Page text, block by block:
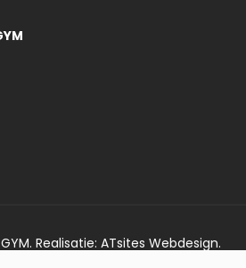
Realisatie: ATsites Webdesign.